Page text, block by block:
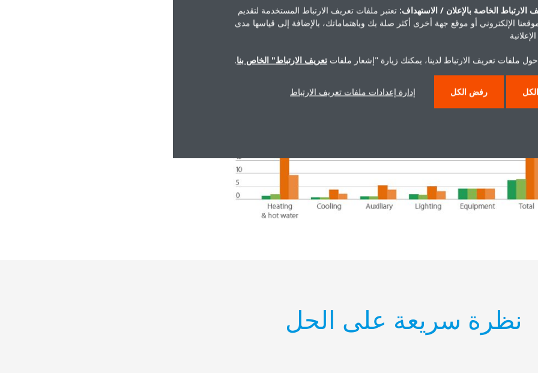
نظرة سريعة على الحل
الارتباط الخاصة بالإعلان / الاستهداف: تعتبر ملفات تعريف الارتباط المستخدمة لتقديم
الإلكتروني أو موقع جهة أخرى أكثر صلة بك وباهتماماتك، بالإضافة إلى قياسها مدى
ملفات تعريف الارتباط لدينا، يمكنك زيارة "إشعار ملفات تعريف الارتباط" الخاص بنا.
رفض الكل إدارة إعدادات ملفات تعريف الارتباط